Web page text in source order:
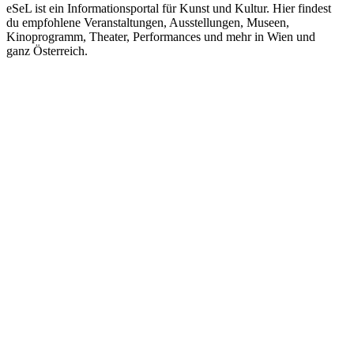
eSeL ist ein Informationsportal für Kunst und Kultur. Hier findest
du empfohlene Veranstaltungen, Ausstellungen, Museen,
Kinoprogramm, Theater, Performances und mehr in Wien und
ganz Österreich.